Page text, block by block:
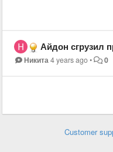
Айдон сгрузил приложение в облако,
Никита4 years ago• 0
Customer